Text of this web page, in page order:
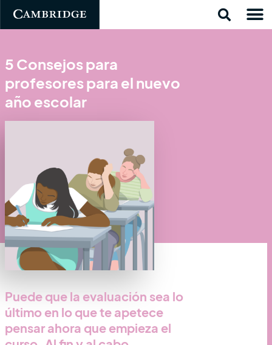
5 Consejos para
profesores para el nuevo
año escolar
Puede que la evaluación sea lo
último en lo que te apetece
pensar ahora que empieza el